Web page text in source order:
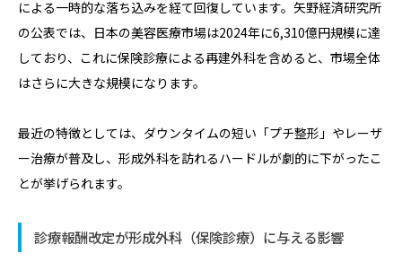
による一時的な落ち込みを経て回復しています。矢野経済研究所
の公表では、日本の美容医療市場は2024年に6,310億円規模に達
しており、これに保険診療による再建外科を含めると、市場全体
はさらに大きな規模になります。
最近の特徴としては、ダウンタイムの短い「プチ整形」やレーザ
ー治療が普及し、形成外科を訪れるハードルが劇的に下がったこ
とが挙げられます。
診療報酬改定が形成外科（保険診療）に与える影響